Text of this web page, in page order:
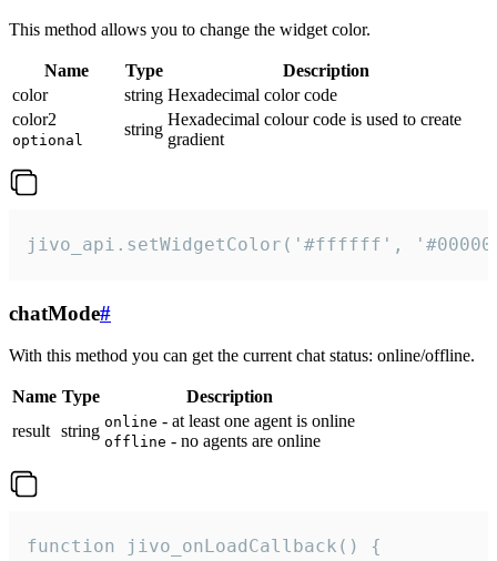
This method allows you to change the widget color.
Name Type
Description
color
string Hexadecimal color code
color2
optional
string
Hexadecimal colour code is used to create
gradient
jivo_api.setWidgetColor('#ffffff',
chatMode#
With this method you can get the current chat status: online/offline.
Name Type
Description
result string online - at least one agent is online
offline - no agents are online
function jivo_onLoadCallback() {